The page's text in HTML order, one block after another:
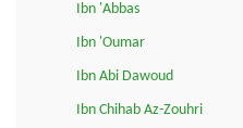
Ibn 'Abbas
Ibn 'Oumar
Ibn Abi Dawoud
Ibn Chihab Az-Zouhri